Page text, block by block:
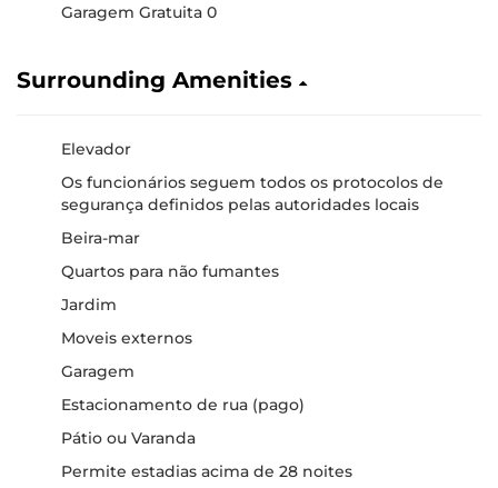
Garagem Gratuita 0
Surrounding Amenities
Elevador
Os funcionários seguem todos os protocolos de
segurança definidos pelas autoridades locais
Beira-mar
Quartos para não fumantes
Jardim
Moveis externos
Garagem
Estacionamento de rua (pago)
Pátio ou Varanda
Permite estadias acima de 28 noites